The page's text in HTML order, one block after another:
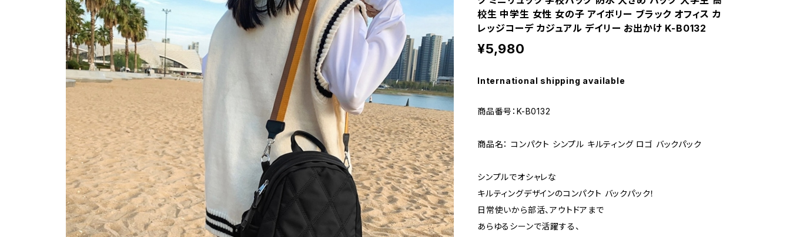
校生 中学生 女性 女の子 アイボリー ブラック オフィス カ
レッジコーデ カジュアル デイリー お出かけ K-B0132
¥5,980
International shipping available
商品番号：K-B0132
商品名： コンパクト シンプル キルティング ロゴ バックパック
シンプルでオシャレな
キルティングデザインのコンパクト バックパック！
日常使いから部活、アウトドアまで
あらゆるシーンで活躍する、